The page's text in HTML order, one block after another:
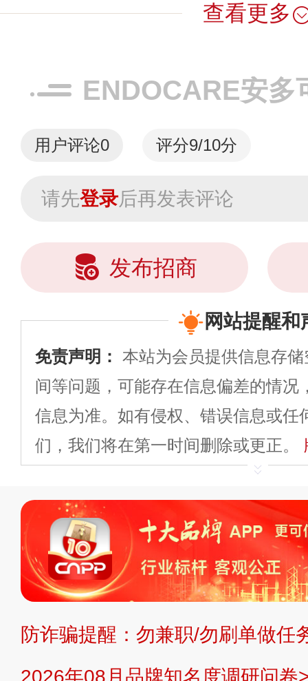
查看更多
ENDOCARE安多
用户评论0 评分9/10分
请先登录后再发表评论
发布招商
网站提醒和
免责声明： 本站为会员提供信息存
间等问题，可能存在信息偏差的情况
信息为准。如有侵权、错误信息或任
们，我们将在第一时间删除或更正。
平台自有内容（文字
标、LOGO 等）知识产权归本站所
复制、转载、商用。本站不生产产
不代理、不招商、不提供中介服务。
持投资购买的观点或意见，页面信息
提交说明： 快速提交发布>> 提交品
防诈骗提醒：勿兼职/勿刷单做任
2026年08月品牌知名度调研问卷